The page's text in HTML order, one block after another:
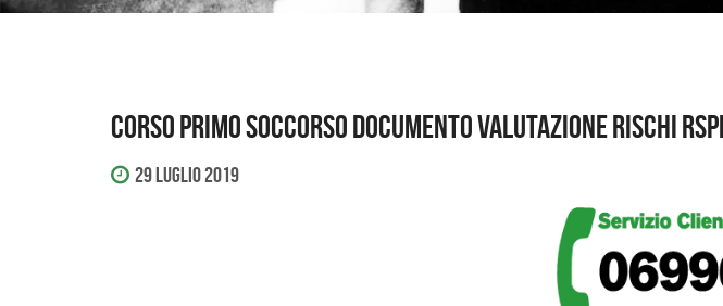
Corso primo soccorso documento valutazione rischi
29 Luglio 2019